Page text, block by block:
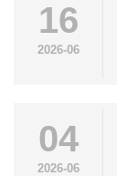
16
2026-06
04
2026-06